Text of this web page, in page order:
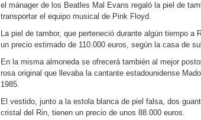
el mánager de los Beatles Mal Evans regaló la piel de
transportar el equipo musical de Pink Floyd.
La piel de tambor, que perteneció durante algún tiempo a
un precio estimado de 110.000 euros, según la casa de
En la misma almoneda se ofrecerá también al mejor
rosa original que llevaba la cantante estadounidense
1985.
El vestido, junto a la estola blanca de piel falsa, dos
cristal del Rin, tienen un precio de unos 88.000 euros.